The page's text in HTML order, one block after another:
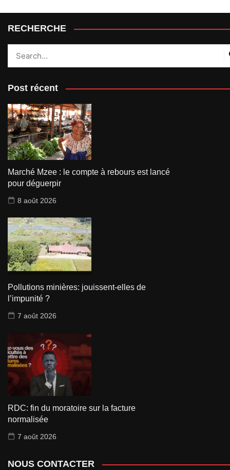
RECHERCHE
Post récent
Marché Mzee : le compte à rebours est lancé
pour déguerpir
8 août 2026
Pollutions minières: jouissent-elles de
l’impunité ?
7 août 2026
RDC: fin du moratoire sur la facture
normalisée
7 août 2026
NOUS CONTACTER